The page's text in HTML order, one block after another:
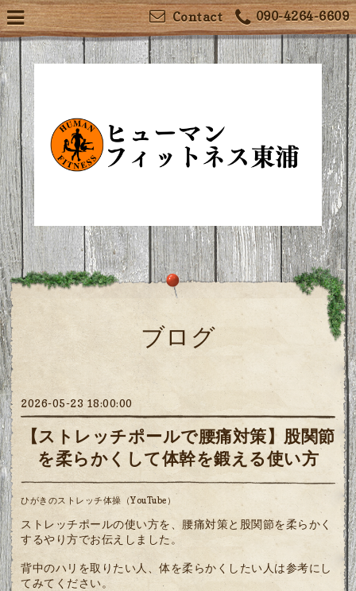
090-4264-6609
Contact
ブログ
2026-05-23 18:00:00
【ストレッチポールで腰痛対策】股関節
を柔らかくして体幹を鍛える使い方
ひがきのストレッチ体操（YouTube）
ストレッチポールの使い方を、腰痛対策と股関節を柔らかく
するやり方でお伝えしました。
背中のハリを取りたい人、体を柔らかくしたい人は参考にし
てみてください。